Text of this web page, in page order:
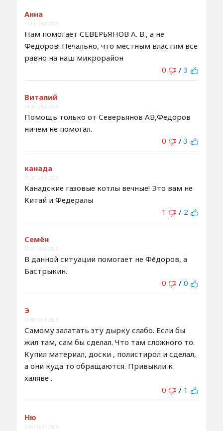
Анна
11:13 / 25.8.2025
Нам помогает СЕВЕРЬЯНОВ А. В., а не
Федоров! Печально, что местным властям все
равно на наш микрорайон
0
/ 3
Виталий
14:50 / 25.8.2025
Помощь только от Северьянов АВ,Федоров
ничем не помогал.
0
/ 3
канада
15:39 / 25.8.2025
Канадские газовые котлы вечные! Это вам не
Китай и Федералы
1
/ 2
Семён
18:21 / 25.8.2025
В данной ситуации помогает не Фёдоров, а
Бастрыкин.
0
/ 0
Э
19:58 / 26.8.2025
Самому залатать эту дырку слабо. Если бы
жил там, сам бы сделал. Что там сложного то.
Купил материал, доски , полистирол и сделал,
а они куда то обращаются. Привыкли к
халяве .
0
/ 1
Ню
2:34 / 15.11.2025